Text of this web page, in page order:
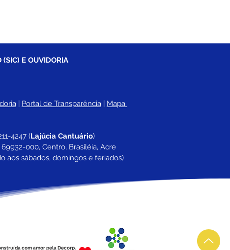
(SIC) E OUVIDORIA
| Portal de Transparência | Mapa
4247 (Lajúcia Cantuário)
000, Centro, Brasiléia, Acre
aos sábados, domingos e feriados)
com amor pela Decorp.